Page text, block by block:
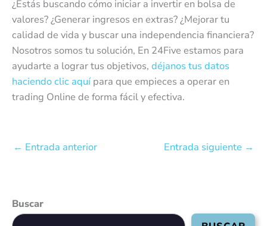
¿Estás buscando cómo iniciar a invertir en bolsa de
valores? ¿Generar ingresos en extras? ¿Mejorar tu
calidad de vida y buscar una independencia financiera?
Nosotros somos tu solución, En 24Five estamos para
ayudarte a lograr tus objetivos, déjanos tus datos
haciendo clic aquípara que empieces a operar en
trading Online de forma fácil y efectiva.
← Entrada anterior Entrada siguiente →
Buscar